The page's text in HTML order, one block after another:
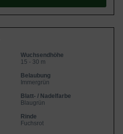
Wuchsendhöhe
15 - 30 m
Belaubung
Immergrün
Blatt- / Nadelfarbe
Blaugrün
Rinde
Fuchsrot